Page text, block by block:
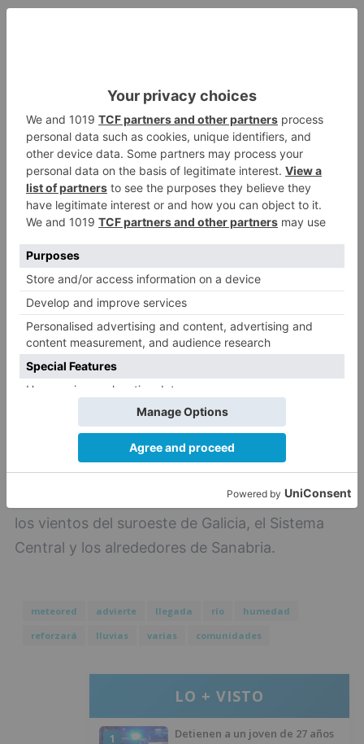
En las próximas 48 horas se pueden acumular
cerca de medio metro de nieve en las cumbres
del Sistema Central, mientras que las
precipitaciones de lluvia seguirán afectando de
forma moderada al resto de la región. Los
modelos de alta resolución prevén acumulados
de hasta 100?l/m², e incluso superiores de
manera puntual, en las zonas más expuestas a
los vientos del suroeste de Galicia, el Sistema
Central y los alrededores de Sanabria.
meteored advierte llegada río
humedad
reforzará
lluvias varias comunidades
LO + VISTO
1
Detienen a un joven de 27 años